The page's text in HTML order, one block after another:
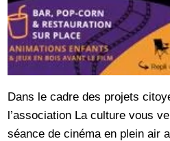
Dans le cadre des projets
l’association La culture vous
séance de cinéma en plein air